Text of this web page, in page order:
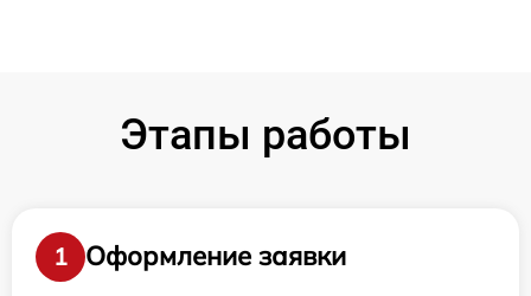
Этапы работы
1
Оформление заявки